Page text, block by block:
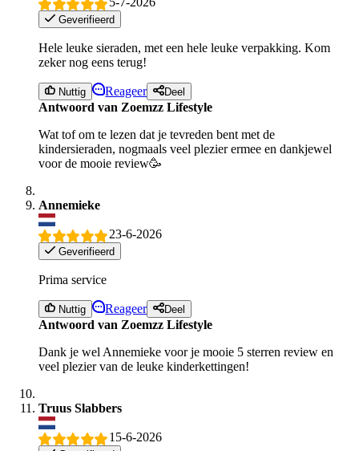
Geverifieerd
Hele leuke sieraden, met een hele leuke verpakking. Kom
zeker nog eens terug!
Nuttig Reageer Deel
Antwoord van Zoemzz Lifestyle
Wat tof om te lezen dat je tevreden bent met de
kindersieraden, nogmaals veel plezier ermee en dankjewel
voor de mooie review🥳
Annemieke
23-6-2026
Geverifieerd
Prima service
Nuttig Reageer Deel
Antwoord van Zoemzz Lifestyle
Dank je wel Annemieke voor je mooie 5 sterren review en
veel plezier van de leuke kinderkettingen!
Truus Slabbers
15-6-2026